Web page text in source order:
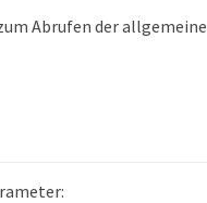
Abrufen der